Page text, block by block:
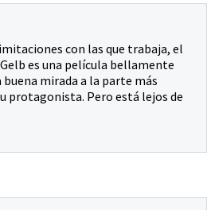
con las que trabaja, el
es una película bellamente
mirada a la parte más
protagonista. Pero está lejos de